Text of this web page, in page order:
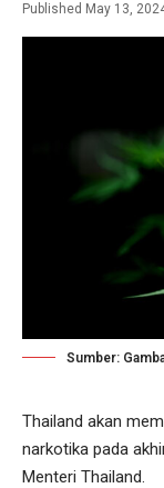
Published May 13,
Sumber:
Thailand akan
narkotika pada
Menteri Thailand.